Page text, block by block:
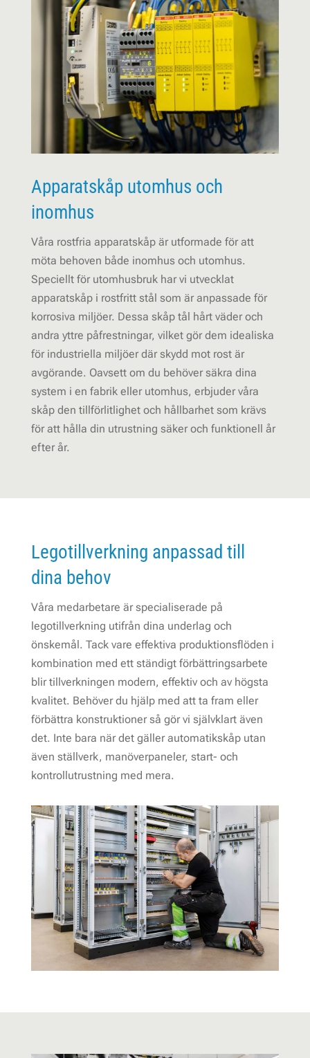
Apparatskåp utomhus och
inomhus
Våra rostfria apparatskåp är utformade för att
möta behoven både inomhus och utomhus.
Speciellt för utomhusbruk har vi utvecklat
apparatskåp i rostfritt stål som är anpassade för
korrosiva miljöer. Dessa skåp tål hårt väder och
andra yttre påfrestningar, vilket gör dem idealiska
för industriella miljöer där skydd mot rost är
avgörande. Oavsett om du behöver säkra dina
system i en fabrik eller utomhus, erbjuder våra
skåp den tillförlitlighet och hållbarhet som krävs
för att hålla din utrustning säker och funktionell år
efter år.
Legotillverkning anpassad till
dina behov
Våra medarbetare är specialiserade på
legotillverkning utifrån dina underlag och
önskemål. Tack vare effektiva produktionsflöden i
kombination med ett ständigt förbättringsarbete
blir tillverkningen modern, effektiv och av högsta
kvalitet. Behöver du hjälp med att ta fram eller
förbättra konstruktioner så gör vi självklart även
det. Inte bara när det gäller automatikskåp utan
även ställverk, manöverpaneler, start- och
kontrollutrustning med mera.